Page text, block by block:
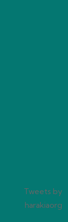
Tweets by
harakiaorg